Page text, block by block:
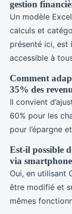
gestion
Un modèle
calculs et
présenté ici, est
accessible à
Comment
35% des
Il convient
60% pour les
pour l’épargne
Est-il possible
via
Oui, en utilisant
être modifié et
mêmes